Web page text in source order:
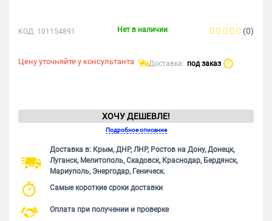
КОД: 101154891 Нет в наличии (0)
Цену уточняйте у консультанта Доставка: под заказ ?
ХОЧУ ДЕШЕВЛЕ!
Подробное описание
Доставка в: Крым, ДНР, ЛНР, Ростов на Дону, Донецк,
Луганск, Мелитополь, Скадовск, Краснодар, Бердянск,
Мариуполь, Энергодар, Геническ.
Самые короткие сроки доставки
Оплата при получении и проверке